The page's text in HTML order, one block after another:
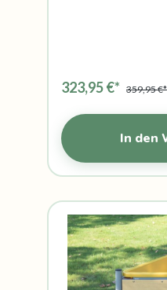
323,95 €* 359,95 €*
In den